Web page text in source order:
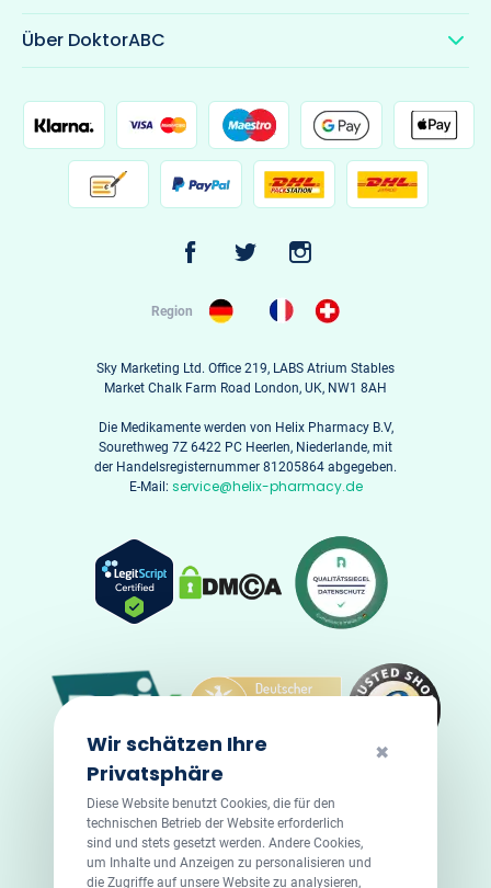
Über DoktorABC
Region
Sky Marketing Ltd. Office 219, LABS Atrium Stables
Market Chalk Farm Road London, UK, NW1 8AH
Die Medikamente werden von Helix Pharmacy B.V,
Sourethweg 7Z 6422 PC Heerlen, Niederlande, mit
der Handelsregisternummer 81205864 abgegeben.
E-Mail: service@helix-pharmacy.de
✖
Wir schätzen Ihre
Privatsphäre
Diese Website benutzt Cookies, die für den
technischen Betrieb der Website erforderlich
sind und stets gesetzt werden. Andere Cookies,
um Inhalte und Anzeigen zu personalisieren und
die Zugriffe auf unsere Website zu analysieren,